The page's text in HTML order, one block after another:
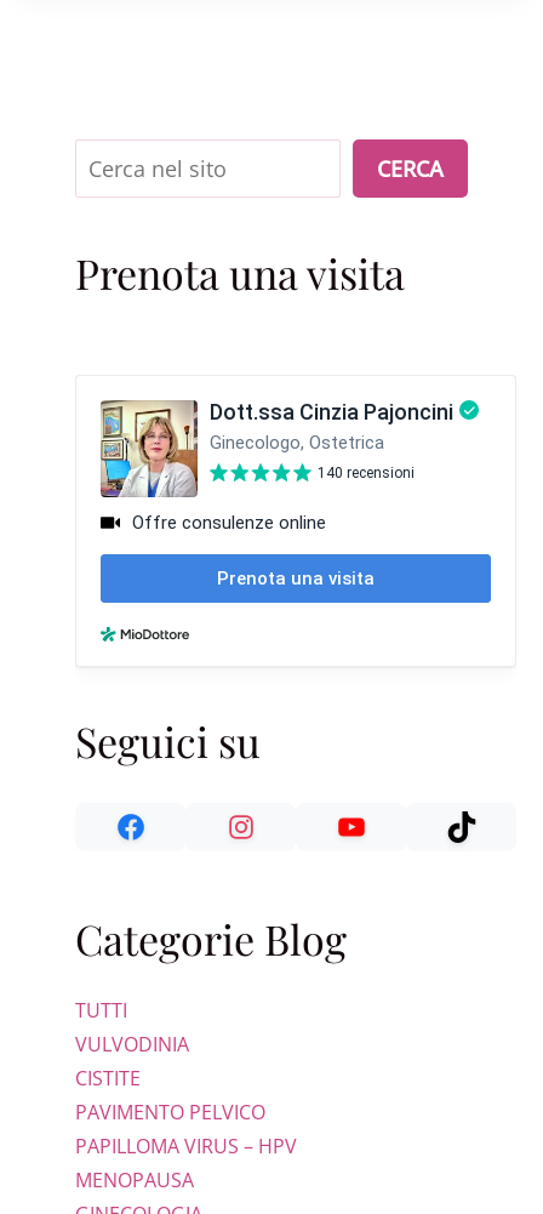
Cerca CERCA
Prenota una visita
Seguici su
Categorie Blog
TUTTI
VULVODINIA
CISTITE
PAVIMENTO PELVICO
PAPILLOMA VIRUS – HPV
MENOPAUSA